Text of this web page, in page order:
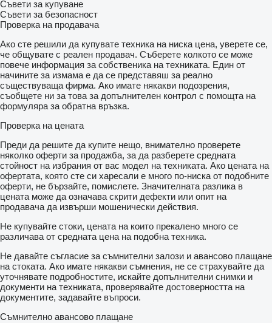
Съвети за купуване
Съвети за безопасност
Проверка на продавача
Ако сте решили да купувате техника на ниска цена, уверете се,
че общувате с реален продавач. Съберете колкото се може
повече информация за собственика на техниката. Един от
начините за измама е да се представяш за реално
съществуваща фирма. Ако имате някакви подозрения,
съобщете ни за това за допълнителен контрол с помощта на
формуляра за обратна връзка.
Проверка на цената
Преди да решите да купите нещо, внимателно проверете
няколко оферти за продажба, за да разберете средната
стойност на избрания от вас модел на техниката. Ако цената на
офертата, която сте си харесали е много по-ниска от подобните
оферти, не бързайте, помислете. Значителната разлика в
цената може да означава скрити дефекти или опит на
продавача да извърши мошенически действия.
Не купувайте стоки, цената на които прекалено много се
различава от средната цена на подобна техника.
Не давайте съгласие за съмнителни залози и авансово плащане
на стоката. Ако имате някакви съмнения, не се страхувайте да
уточнявате подробностите, искайте допълнителни снимки и
документи на техниката, проверявайте достоверността на
документите, задавайте въпроси.
Съмнително авансово плащане